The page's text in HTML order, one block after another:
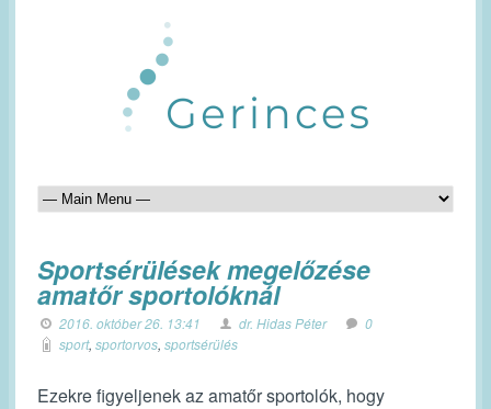
Sportsérülések megelőzése
amatőr sportolóknál
2016. október 26. 13:41 dr. Hidas Péter
0
sport, sportorvos, sportsérülés
Ezekre figyeljenek az amatőr sportolók, hogy